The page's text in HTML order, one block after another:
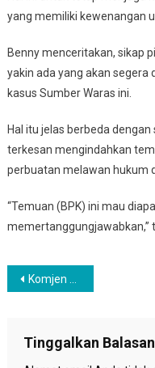
yang memiliki kewenangan
Benny menceritakan, sikap
yakin ada yang akan
kasus Sumber Waras ini.
Hal itu jelas berbeda
terkesan mengindahkan
perbuatan melawan hukum
“Temuan (BPK) ini mau
memertanggungjawabkan,”
Navigasi
Komjen Tito diajuhkan sebagai calon Kapolri
Tinggalkan Balasan